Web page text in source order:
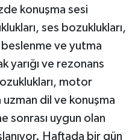
konuşma sesi
ses bozuklukları,
ve yutma
yarığı ve rezonans
motor
uzman dil ve konuşma
sonrası uygun olan
Haftada bir gün